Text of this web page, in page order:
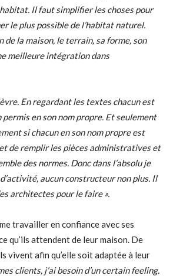
Il faut simplifier les choses pour
le plus possible de l’habitat naturel.
de la maison, le terrain, sa forme, son
meilleure intégration dans
En regardant les textes chacun est
en son nom propre. Et seulement
si chacun en son nom propre est
de remplir les pièces administratives et
des normes. Donc dans l’absolu je
aucun constructeur non plus. Il
architectes pour le faire ».
travailler en confiance avec ses
qu’ils attendent de leur maison. De
vivent afin qu’elle soit adaptée à leur
clients, j’ai besoin d’un certain feeling.